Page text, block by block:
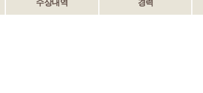
수상내역 경력